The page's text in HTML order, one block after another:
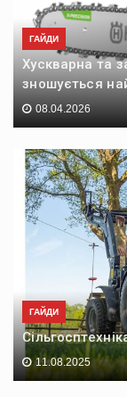
ГАЙДИ
Хускварна та
зношується
08.04.2026
ГАЙДИ
11.08.2025